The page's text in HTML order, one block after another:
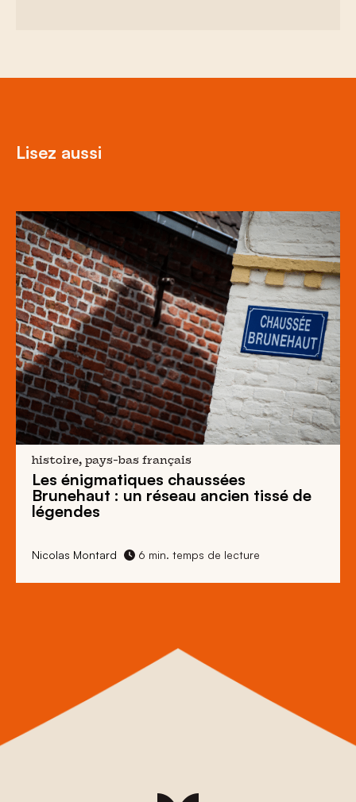
Lisez aussi
histoire, pays-bas français
Les énigmatiques chaussées
Brunehaut : un réseau ancien tissé de
légendes
Nicolas Montard 6 min. temps de lecture